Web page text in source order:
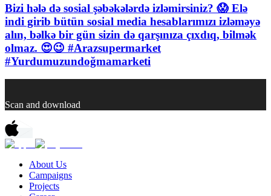
Bizi hələ də sosial şəbəkələrdə izləmirsiniz? 😱 Elə
indi girib bütün sosial media hesablarımızı izləməyə
alın, bəlkə bir gün sizin də qarşınıza çıxdıq, bilmək
olmaz. 😍😉 #Arazsupermarket
#Yurdumuzundoğmamarketi
Scan and download
About Us
Campaigns
Projects